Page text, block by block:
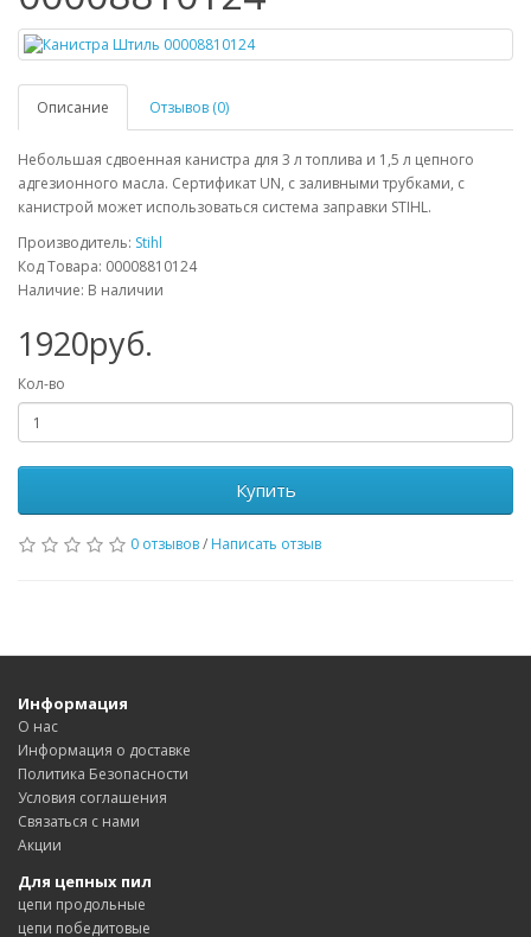
Описание Отзывов (0)
Небольшая сдвоенная канистра для 3 л топлива и 1,5 л цепного
адгезионного масла. Сертификат UN, с заливными трубками, с
канистрой может использоваться система заправки STIHL.
Производитель: Stihl
Код Товара: 00008810124
Наличие: В наличии
1920руб.
Кол-во
Купить
0 отзывов/ Написать отзыв
Информация
О нас
Информация о доставке
Политика Безопасности
Условия соглашения
Связаться с нами
Акции
Для цепных пил
цепи продольные
цепи победитовые